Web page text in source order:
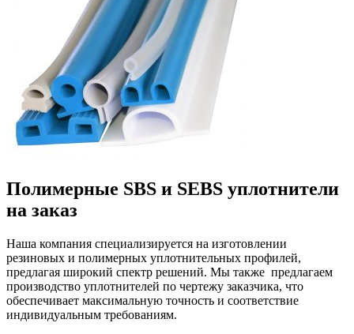
Полимерные SBS и SEBS уплотнители
на заказ
Наша компания специализируется на изготовлении
резиновых и полимерных уплотнительных профилей,
предлагая широкий спектр решений. Мы также предлагаем
производство уплотнителей по чертежу заказчика, что
обеспечивает максимальную точность и соответствие
индивидуальным требованиям.